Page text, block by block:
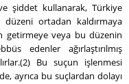
şiddet kullanarak, Türkiye
düzeni ortadan kaldırmaya
getirmeye veya bu düzenin
edenler ağırlaştırılmış
Bu suçun işlenmesi
ayrıca bu suçlardan dolayı